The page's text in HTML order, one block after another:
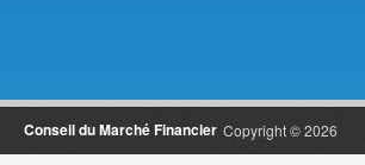
Copyright © 2026
Conseil du Marché Financier